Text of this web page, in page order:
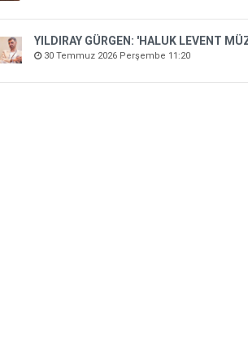
YILDIRAY GÜRGEN: 'HALUK LEVENT
30 Temmuz 2026 Perşembe 11:20